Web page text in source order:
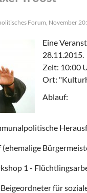
Forum, November
Eine
28.11.2015.
Zeit: 10:00
Ort:
Ablauf:
(ehemalige
1 -
für